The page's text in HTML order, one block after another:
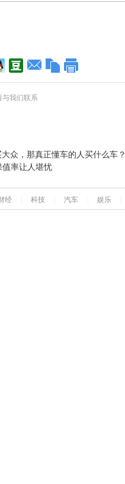
与我们联系
众，那真正懂车的人买什么车？
值率让人堪忧
经 科技 汽车 娱乐